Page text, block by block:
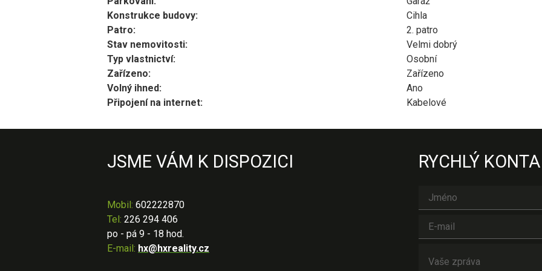
Konstrukce budovy:
Cihla
Patro:
2. patro
Stav nemovitosti:
Velmi dobrý
Typ vlastnictví:
Osobní
Zařízeno:
Zařízeno
Volný ihned:
Ano
Připojení na internet:
Kabelové
JSME VÁM K DISPOZICI
Mobil : 602222870
Tel: 226 294 406
po - pá 9 - 18 hod.
E-mail: hx@hxreality.cz
RYCHLÝ